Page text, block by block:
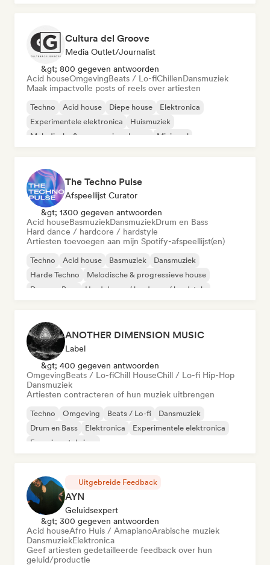
Cultura del Groove
Media Outlet/Journalist
&gt; 800 gegeven antwoorden
Acid houseOmgevingBeats / Lo-fiChillenDansmuziek
Maak impactvolle posts of reels over artiesten
Techno Acid house Diepe house
Elektronica
Experimentele elektronica
Huismuziek
Melodische & progressieve house
Minimaal
The Techno Pulse
Afspeellijst Curator
&gt; 1300 gegeven antwoorden
Acid houseBasmuziekDansmuziekDrum en Bass
Hard dance / hardcore / hardstyle
Artiesten toevoegen aan mijn Spotify-afspeellijst(en)
Techno Acid house Basmuziek
Dansmuziek
Harde Techno
Melodische & progressieve house
Drum en Bass
Hard dance / hardcore / hardstyle
ANOTHER DIMENSION MUSIC
Label
&gt; 400 gegeven antwoorden
OmgevingBeats / Lo-fiChill HouseChill / Lo-fi Hip-Hop
Dansmuziek
Artiesten contracteren of hun muziek uitbrengen
Techno Omgeving Beats / Lo-fi
Dansmuziek
Drum en Bass
Elektronica
Experimentele elektronica
Experimentele jazz
Uitgebreide Feedback
AYN
Geluidsexpert
&gt; 300 gegeven antwoorden
Acid houseAfro Huis / AmapianoArabische muziek
DansmuziekElektronica
Geef artiesten gedetailleerde feedback over hun
geluid/productie